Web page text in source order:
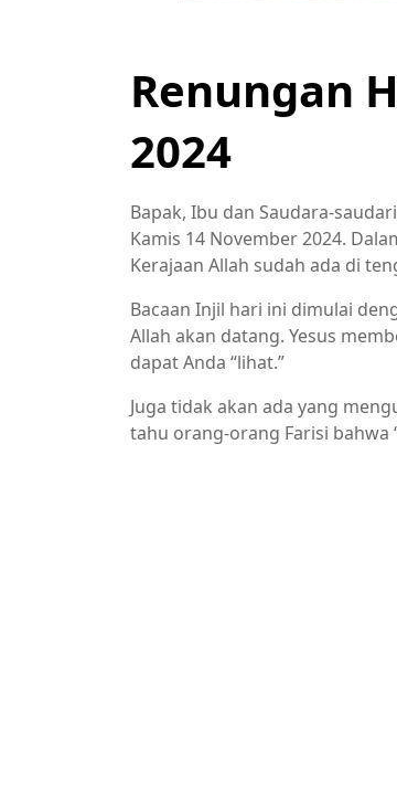
Renungan
2024
Bapak, Ibu dan Saudara-
Kamis 14 November 2024.
Kerajaan Allah sudah ada di
Bacaan Injil hari ini dimulai
Allah akan datang. Yesus
dapat Anda “lihat.”
Juga tidak akan ada yang
tahu orang-orang Farisi bahwa